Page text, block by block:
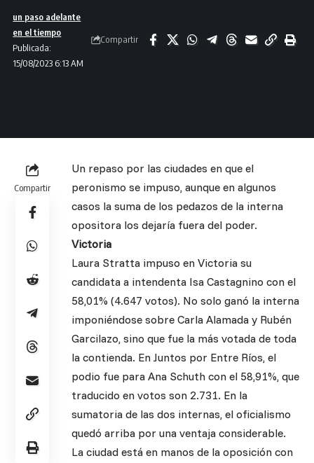
Publicada:
15/08/2023 6:13 AM
un paso adelante
en el tiempo
Compartir
Compartir
Un repaso por las ciudades en que el
peronismo se impuso, aunque en algunos
casos la suma de los pedazos de la interna
opositora los dejaría fuera del poder.
Victoria
Laura Stratta impuso en Victoria su
candidata a intendenta Isa Castagnino con el
58,01% (4.647 votos). No solo ganó la interna
imponiéndose sobre Carla Alamada y Rubén
Garcilazo, sino que fue la más votada de toda
la contienda. En Juntos por Entre Ríos, el
podio fue para Ana Schuth con el 58,91%, que
traducido en votos son 2.731. En la
sumatoria de las dos internas, el oficialismo
quedó arriba por una ventaja considerable.
La ciudad está en manos de la oposición con